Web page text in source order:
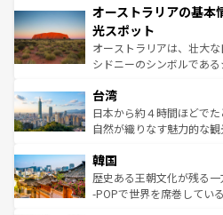
部のニューオーリンズで
文化が魅力。旅行者はアメ
しみながら、その多様性と
るだろう。車でのロードト
情報は
ワイ島は見逃せない。ま
島だが、静かな自然を求め
おすすめ。エメラルドグリ
文化や歴史が息づいてい
人々、おいしいローカルフ
ク、伝統的なフラダンス
っている。訪れるたびに新
はコンテンツ一覧
オーストラリアの基本
光スポット
オーストラリアは、壮大な
シドニーのシンボルであ
リアリーフや大陸中央部に
ク）、タスマニアの美し
ど、見どころがたくさん
いる。アクティビティも充
ビング、ハイキングなど
い。オーストラリアの多
台湾
日本から約４時間ほどで
自然が織りなす魅力的な
ン）、静ひつな山岳地帯で
と山間の静けさが共存し
驚きをもたらしてくれる
韓国
歴史ある王朝文化が残る
-POPで世界を席巻してい